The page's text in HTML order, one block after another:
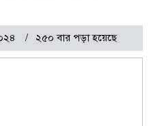
২৫০ বার পড়া হয়েছে